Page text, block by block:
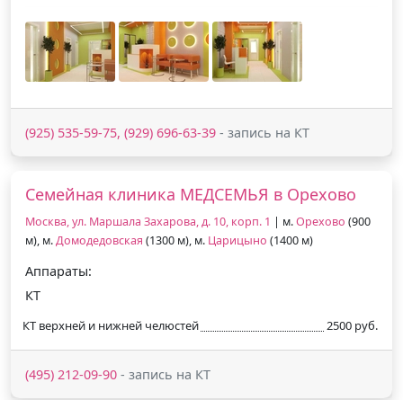
(925) 535-59-75, (929) 696-63-39 - запись на КТ
Семейная клиника МЕДСЕМЬЯ в Орехово
Москва, ул. Маршала Захарова, д. 10, корп. 1 | м.Орехово (900
м), м.Домодедовская (1300 м), м. Царицыно (1400 м)
Аппараты:
КТ
КТ верхней и нижней челюстей 2500 руб.
(495) 212-09-90 - запись на КТ